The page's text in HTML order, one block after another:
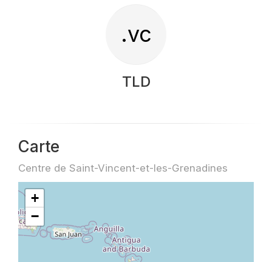
.vc
TLD
Carte
Centre de Saint-Vincent-et-les-Grenadines
+
−